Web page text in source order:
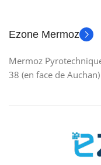
Ezone Mermoz
Mermoz
38 (en face de Auchan)